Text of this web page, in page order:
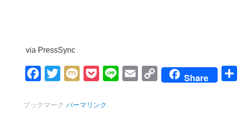
via PressSync
Facebook
Twitter
MixiPocket
LineEmailCopyShare
ブックマーク パーマリンク.